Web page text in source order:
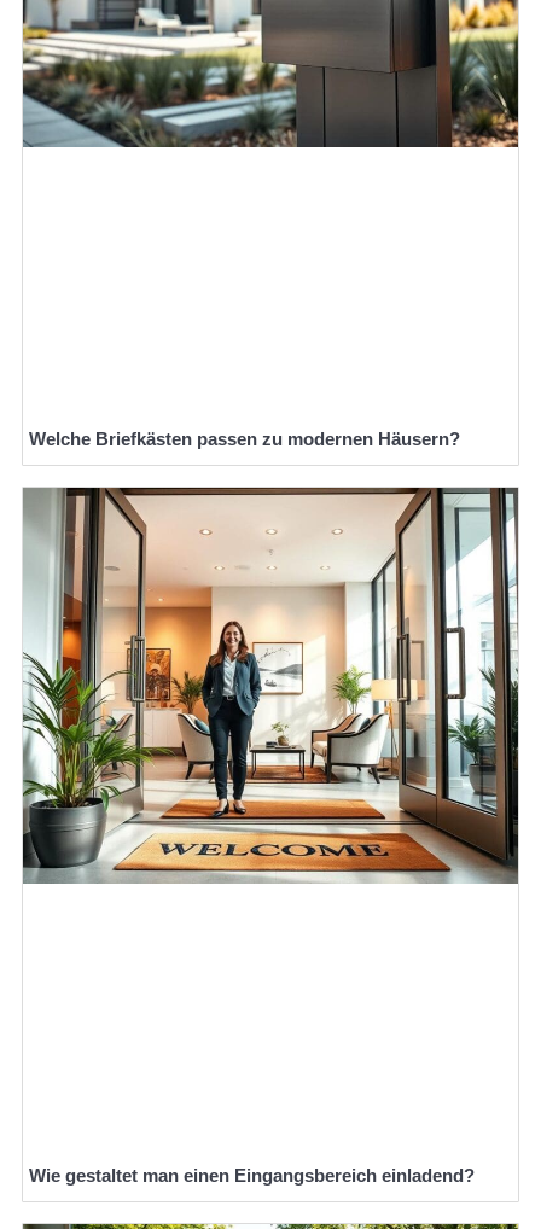
Welche Briefkästen passen zu modernen Häusern?
Wie gestaltet man einen Eingangsbereich einladend?